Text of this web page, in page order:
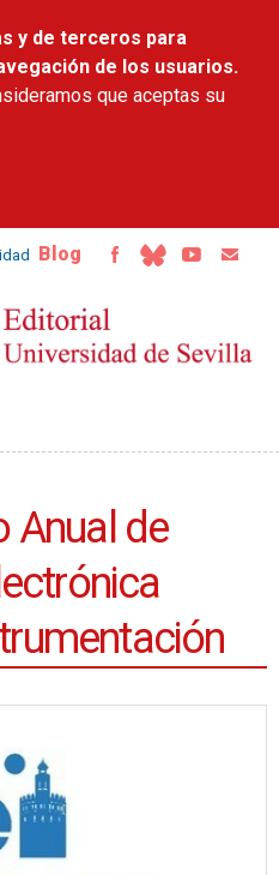
y de terceros para
de los usuarios.
que aceptas su
Blog
Anual de